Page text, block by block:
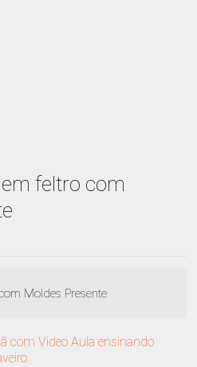
feltro com
Moldes Presente
com Video Aula ensinando